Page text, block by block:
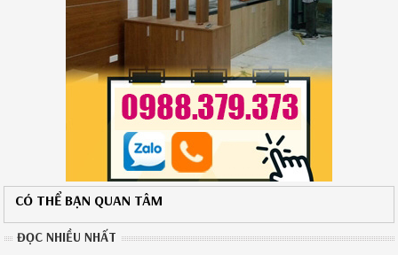
CÓ THỂ BẠN QUAN TÂM
ĐỌC NHIỀU NHẤT